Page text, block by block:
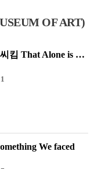
OF ART)
그것만이 내 세상- 씨킴 That Alone is My world - CI KIM
We faced